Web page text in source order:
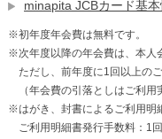
minapita JCBカード基
※初年度年会費は無料です。
※次年度以降の年会費は、本人
ただし、前年度に1回以上の
（年会費の引落としはご利
※はがき、封書によるご利用明
ご利用明細書発行手数料：1